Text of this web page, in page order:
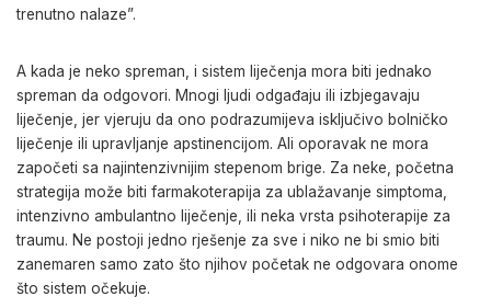
trenutno nalaze”.
A kada je neko spreman, i sistem liječenja mora biti jednako
spreman da odgovori. Mnogi ljudi odgađaju ili izbjegavaju
liječenje, jer vjeruju da ono podrazumijeva isključivo bolničko
liječenje ili upravljanje apstinencijom. Ali oporavak ne mora
započeti sa najintenzivnijim stepenom brige. Za neke, početna
strategija može biti farmakoterapija za ublažavanje simptoma,
intenzivno ambulantno liječenje, ili neka vrsta psihoterapije za
traumu. Ne postoji jedno rješenje za sve i niko ne bi smio biti
zanemaren samo zato što njihov početak ne odgovara onome
što sistem očekuje.